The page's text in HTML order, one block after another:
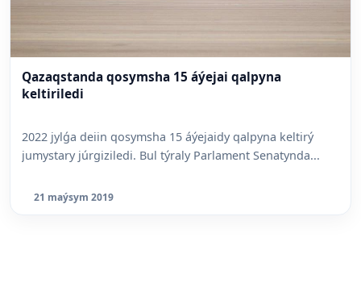
Qazaqstanda qosymsha 15 áýejai qalpyna
keltiriledi
2022 jylǵa deiin qosymsha 15 áýejaidy qalpyna keltirý
jumystary júrgiziledi. Bul týraly Parlament Senatynda...
21 maýsym 2019